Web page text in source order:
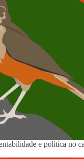
e política no